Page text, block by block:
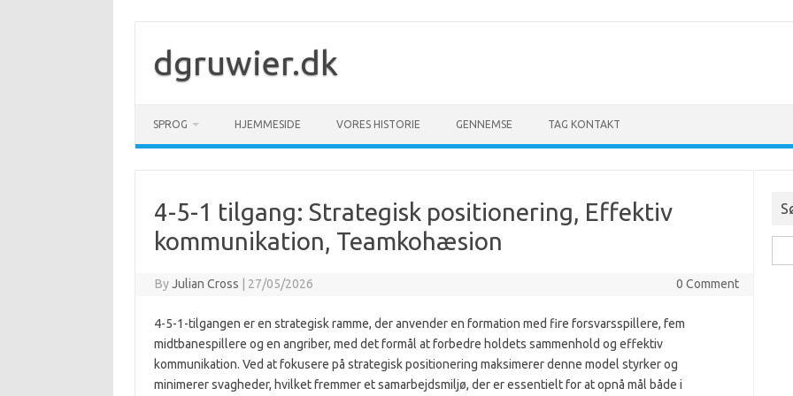
contentdgruwier.dk
SPROG HJEMMESIDE VORES HISTORIE GENNEMSE TAG KONTAKT
4-5-1 tilgang: Strategisk positionering, Effektiv
kommunikation, Teamkohæsion
ByJulian Cross 27/05/2026 0 Comment
4-5-1-tilgangen er en strategisk ramme, der anvender en formation med fire forsvarsspillere, fem
midtbanespillere og en angriber, med det formål at forbedre holdets sammenhold og effektiv
kommunikation. Ved at fokusere på strategisk positionering maksimerer denne model styrker og
minimerer svagheder, hvilket fremmer et samarbejdsmiljø, der er essentielt for at opnå mål både i
for: